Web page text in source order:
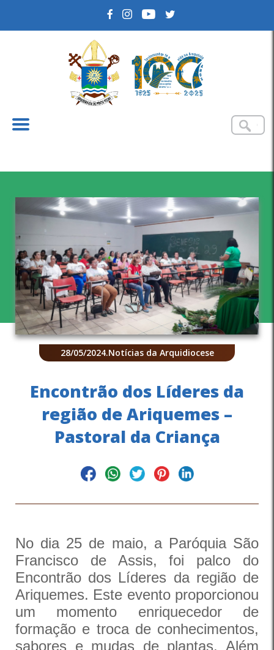
28/05/2024.Notícias da Arquidiocese
Encontrão dos Líderes da
região de Ariquemes –
Pastoral da Criança
No dia 25 de maio, a Paróquia São
Francisco de Assis, foi palco do
Encontrão dos Líderes da região de
Ariquemes. Este evento proporcionou
um momento enriquecedor de
formação e troca de conhecimentos,
sabores e mudas de plantas. Além